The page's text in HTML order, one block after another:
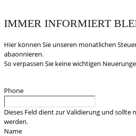
IMMER INFORMIERT
Hier können Sie unseren monatlichen
abaonnieren.
So verpassen Sie keine wichtigen
Phone
Dieses Feld dient zur Validierung und sollte
werden.
Name